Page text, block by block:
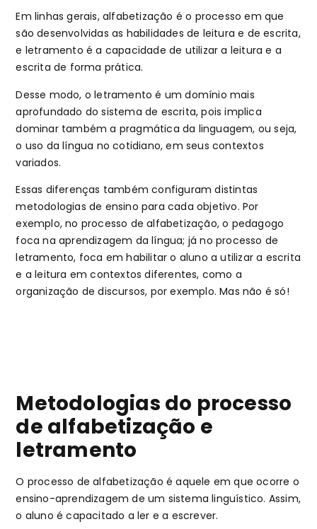
Em linhas gerais, alfabetização é o processo em que
são desenvolvidas as habilidades de leitura e de escrita,
e letramento é a capacidade de utilizar a leitura e a
escrita de forma prática.
Desse modo, o letramento é um domínio mais
aprofundado do sistema de escrita, pois implica
dominar também a pragmática da linguagem, ou seja,
o uso da língua no cotidiano, em seus contextos
variados.
Essas diferenças também configuram distintas
metodologias de ensino para cada objetivo. Por
exemplo, no processo de alfabetização, o pedagogo
foca na aprendizagem da língua; já no processo de
letramento, foca em habilitar o aluno a utilizar a escrita
e a leitura em contextos diferentes, como a
organização de discursos, por exemplo. Mas não é só!
Metodologias do processo
de alfabetização e
letramento
O processo de alfabetização é aquele em que ocorre o
ensino-aprendizagem de um sistema linguístico. Assim,
o aluno é capacitado a ler e a escrever.